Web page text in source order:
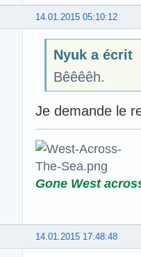
14.01.2015 05:10:12
Nyuk a écrit
Bêêêêh.
Je demande le
Gone West
14.01.2015 17:48:48